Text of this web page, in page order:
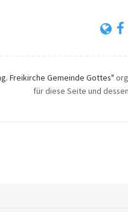
Freikirche Gemeinde Gottes"
für diese Seite und